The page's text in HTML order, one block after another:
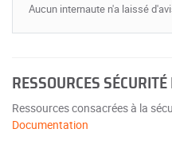
Aucun internaute n'a laissé
RESSOURCES
Ressources consacrées à la
Documentation